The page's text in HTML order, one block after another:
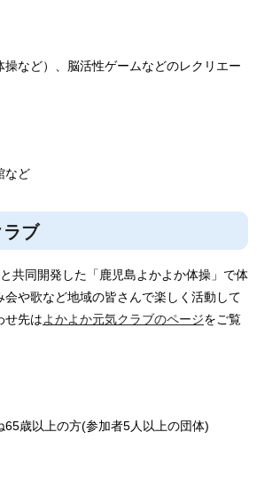
など）、脳活性ゲームなどのレクリエー
など
ラブ
共同開発した「鹿児島よかよか体操」で体
会や歌など地域の皆さんで楽しく活動して
せ先はよかよか元気クラブのページをご覧
65歳以上の方(参加者5人以上の団体)